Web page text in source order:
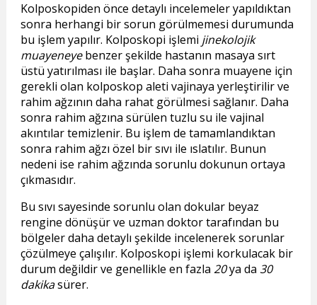
Kolposkopiden önce detaylı incelemeler yapıldıktan
sonra herhangi bir sorun görülmemesi durumunda
bu işlem yapılır. Kolposkopi işlemi jinekolojik
muayeneyebenzer şekilde hastanın masaya sırt
üstü yatırılması ile başlar. Daha sonra muayene için
gerekli olan kolposkop aleti vajinaya yerleştirilir ve
rahim ağzının daha rahat görülmesi sağlanır. Daha
sonra rahim ağzına sürülen tuzlu su ile vajinal
akıntılar temizlenir. Bu işlem de tamamlandıktan
sonra rahim ağzı özel bir sıvı ile ıslatılır. Bunun
nedeni ise rahim ağzında sorunlu dokunun ortaya
çıkmasıdır.
Bu sıvı sayesinde sorunlu olan dokular beyaz
rengine dönüşür ve uzman doktor tarafından bu
bölgeler daha detaylı şekilde incelenerek sorunlar
çözülmeye çalışılır. Kolposkopi işlemi korkulacak bir
durum değildir ve genellikle en fazla 20ya da 30
dakikasürer.